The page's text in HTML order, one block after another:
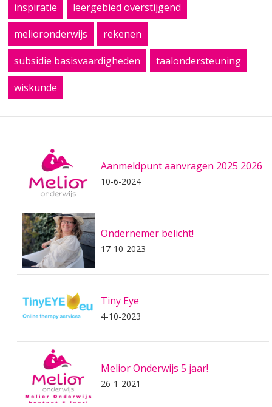
inspiratie
leergebied overstijgend
melioronderwijs
rekenen
subsidie basisvaardigheden
taalondersteuning
wiskunde
Aanmeldpunt aanvragen 2025 2026
10-6-2024
Ondernemer belicht!
17-10-2023
Tiny Eye
4-10-2023
Melior Onderwijs 5 jaar!
26-1-2021